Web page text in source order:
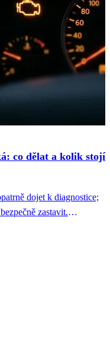
co dělat a kolik stojí
dojet k diagnostice;
zastavit.